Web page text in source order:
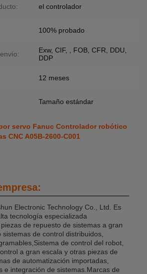
el controlador
100% probado
Exw, CIF, , FOB, CFR, DDU,
DDP
12 meses
Tamaño estándar
servo Fanuc Controlador robótico
CNC A05B-2600-C001
Electronic Technology Co., Ltd. Es
tecnología especializada
de repuesto de sistemas a gran
de control distribuidos,
de control del robot,
a gran escala y otras piezas de
de automatización importadas,
e integración de sistemas.Marcas de